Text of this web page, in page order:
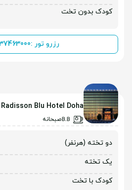
کودک بدون تخت
رزرو تور :
Radisson Blu Hotel Doha
صبحانه
دو تخته (هرنفر)
یک تخته
کودک با تخت